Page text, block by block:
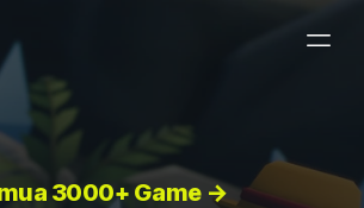
3000+ Game →